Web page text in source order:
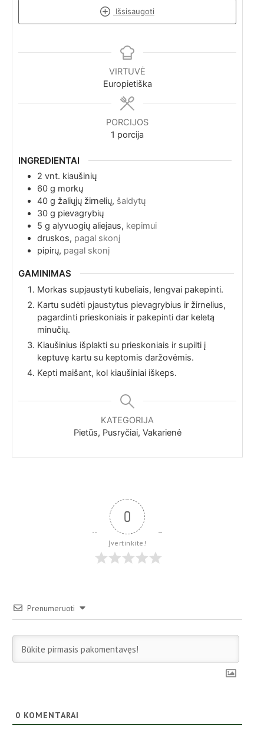
Išsisaugoti
VIRTUVĖ
Europietiška
PORCIJOS
1 porcija
INGREDIENTAI
2 vnt. kiaušinių
60 g morkų
40 g žaliųjų žirnelių, šaldytų
30 g pievagrybių
5 g alyvuogių aliejaus, kepimui
druskos, pagal skonį
pipirų, pagal skonį
GAMINIMAS
Morkas supjaustyti kubeliais, lengvai pakepinti.
Kartu sudėti pjaustytus pievagrybius ir žirnelius,
pagardinti prieskoniais ir pakepinti dar keletą
minučių.
Kiaušinius išplakti su prieskoniais ir supilti į
keptuvę kartu su keptomis daržovėmis.
Kepti maišant, kol kiaušiniai iškeps.
KATEGORIJA
Pietūs, Pusryčiai, Vakarienė
0
Įvertinkite!
Prenumeruoti
0 KOMENTARAI